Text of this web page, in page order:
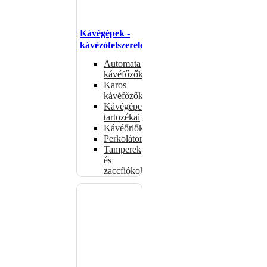
Kávégépek -
kávézófelszerelés
Automata
kávéfőzők
Karos
kávéfőzők
Kávégépek
tartozékai
Kávéőrlők
Perkolátorok
Tamperek
és
zaccfiókok